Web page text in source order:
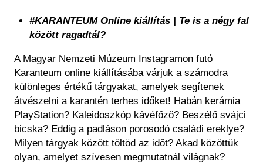
#KARANTEUM Online kiállítás | Te is a négy fal
között ragadtál?
A Magyar Nemzeti Múzeum Instagramon futó
Karanteum online kiállításába várjuk a számodra
különleges értékű tárgyakat, amelyek segítenek
átvészelni a karantén terhes időket! Habán kerámia
PlayStation? Kaleidoszkóp kávéfőző? Beszélő svájci
bicska? Eddig a padláson porosodó családi ereklye?
Milyen tárgyak között töltöd az időt? Akad közöttük
olyan, amelyet szívesen megmutatnál világnak?